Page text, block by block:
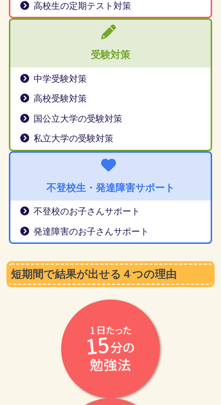
高校生の定期テスト対策
受験対策
中学受験対策
高校受験対策
国公立大学の受験対策
私立大学の受験対策
不登校生・発達障害サポート
不登校のお子さんサポート
発達障害のお子さんサポート
短期間で結果が出せる４つの理由